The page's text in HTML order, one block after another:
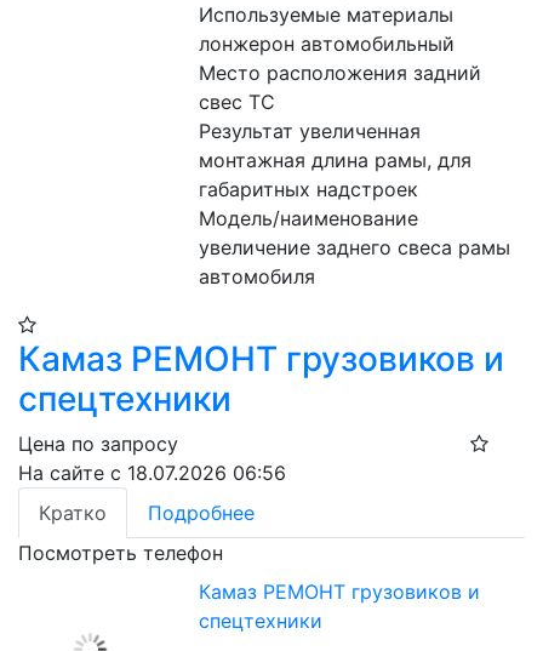
Используемые материалы
лонжерон автомобильный
Место расположения задний
свес ТС
Результат увеличенная
монтажная длина рамы, для
габаритных надстроек
Модель/наименование
увеличение заднего свеса рамы
автомобиля
Камаз РЕМОНТ грузовиков и
спецтехники
Цена по запросу
На сайте с 18.07.2026 06:56
Кратко
Подробнее
Посмотреть телефон
Камаз РЕМОНТ грузовиков и
спецтехники